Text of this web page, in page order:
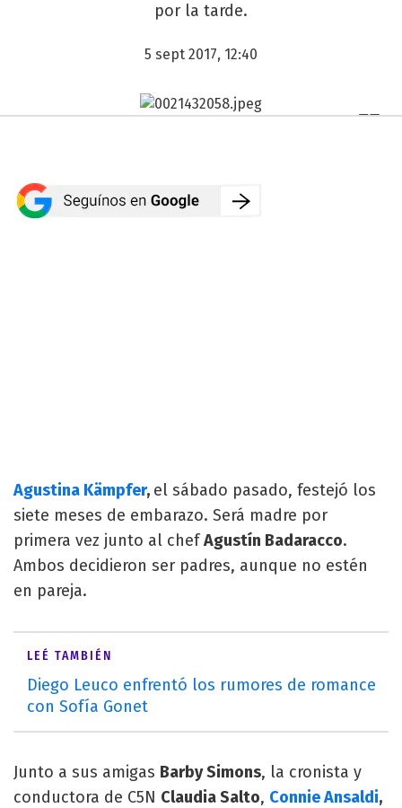
por la tarde.
5 sept 2017, 12:40
Agustina Kämpfer, el sábado pasado, festejó los
siete meses de embarazo. Será madre por
primera vez junto al chefAgustín Badaracco.
Ambos decidieron ser padres, aunque no estén
en pareja.
LEÉ TAMBIÉN
Diego Leuco enfrentó los rumores de romance
con Sofía Gonet
Junto a sus amigas Barby Simons, la cronista y
conductora de C5N Claudia Salto, Connie Ansaldi,